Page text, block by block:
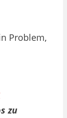
Problem,
zu